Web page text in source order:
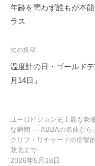
稿
ナ
ゲ
ー
シ
年齢を問わず誰もが本
ラス
次の投稿
温度計の日・ゴールド
月14日」
ユーロビジョン史上最も象
な瞬間 ― ABBAの名曲から、
クリフ・リチャードの衝撃
敗北まで
2026年5月18日